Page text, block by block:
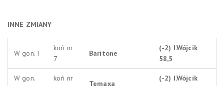
INNE ZMIANY
W gon. I
koń nr
7
Baritone
(-2) I.Wójcik
58,5
W gon.
koń nr
Temaxa
(-2) I.Wójcik